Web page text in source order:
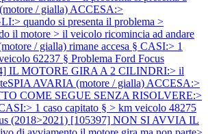
/ gialla) ACCESA:>
quando si presenta il problema >
il motore > il veicolo ricomincia ad andare
/ gialla) rimane accesa § CASI:> 1
62237 § Problema Ford Focus
IL MOTORE GIRA A 2 CILINDRI:> il
AVARIA (motore / gialla) ACCESA:>
COME SEGUE SENZA RISOLVERE:>
1 caso capitato § > km veicolo 48275
(2018>2021) [105397] NON SI AVVIA IL